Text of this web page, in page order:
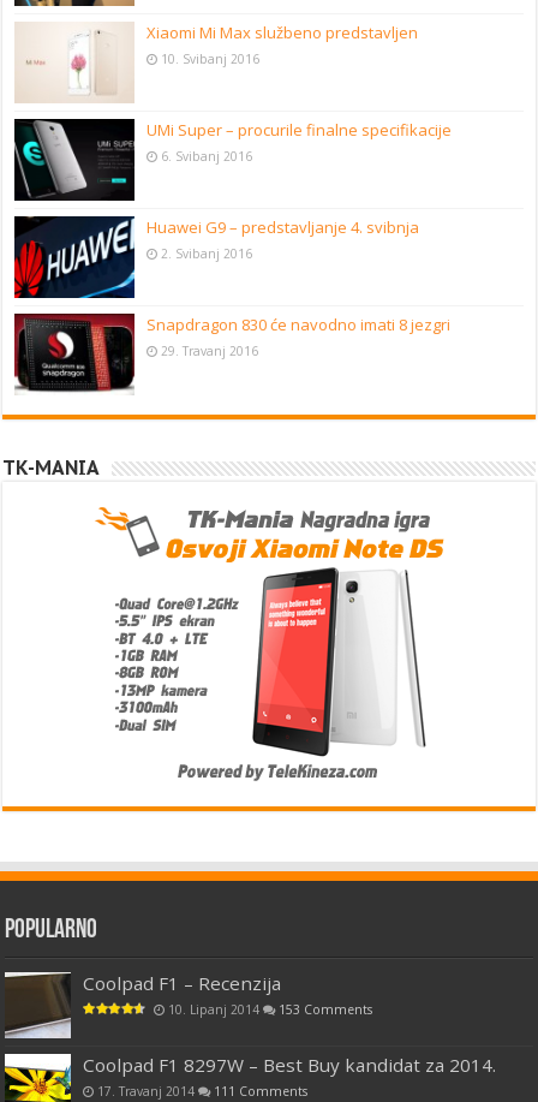
Xiaomi Mi Max službeno predstavljen
10. Svibanj 2016
UMi Super – procurile finalne specifikacije
6. Svibanj 2016
Huawei G9 – predstavljanje 4. svibnja
2. Svibanj 2016
Snapdragon 830 će navodno imati 8 jezgri
29. Travanj 2016
TK-MANIA
Popularno
Coolpad F1 – Recenzija
10. Lipanj 2014 153 Comments
Coolpad F1 8297W – Best Buy kandidat za 2014.
17. Travanj 2014 111 Comments